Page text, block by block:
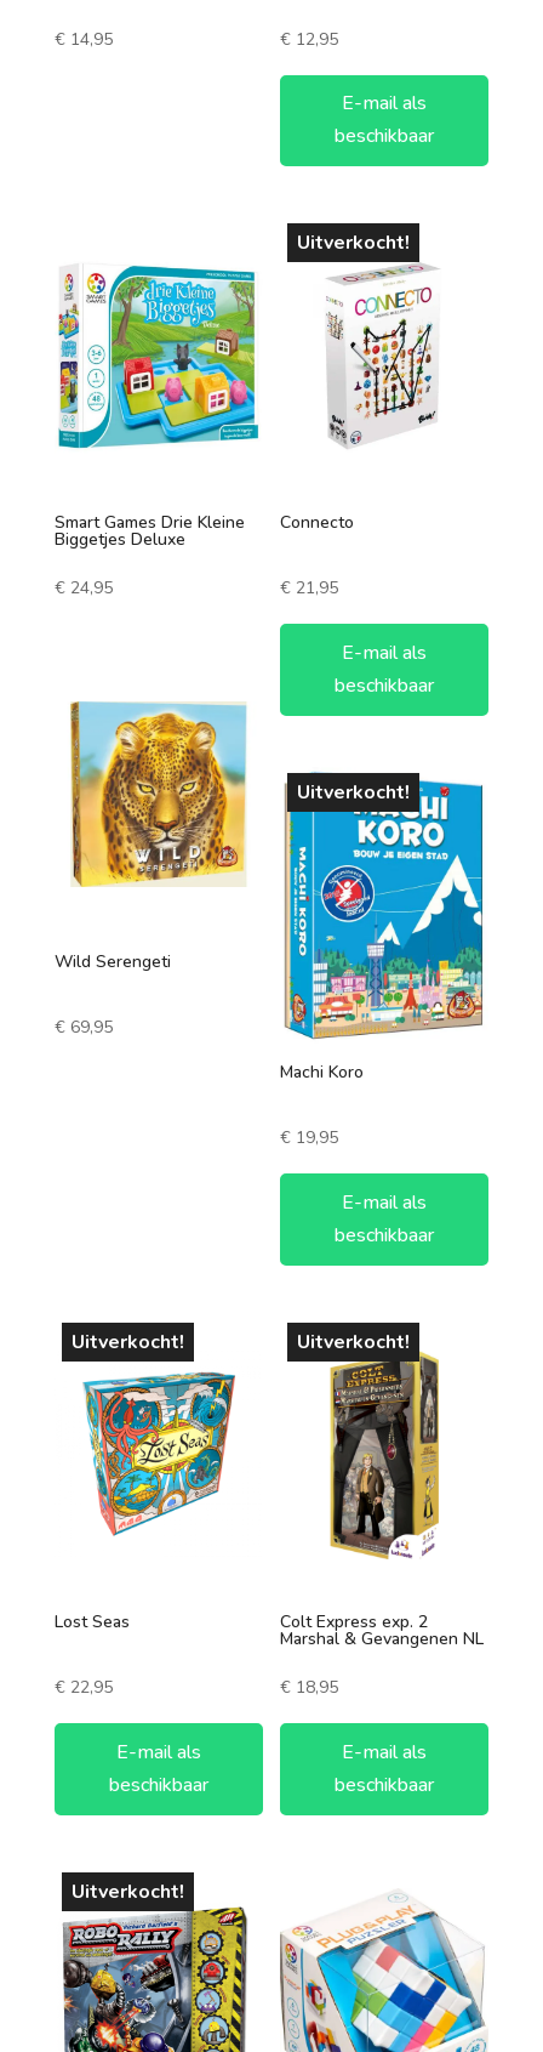
6 spelers
€14,95 € 12,95
E-mail als
beschikbaar
Smart Games Drie Kleine
Biggetjes Deluxe
€24,95
Uitverkocht!
Connecto
€ 21,95
E-mail als
beschikbaar
Wild Serengeti
€69,95
Uitverkocht!
Machi Koro
€ 19,95
E-mail als
beschikbaar
Uitverkocht!
Lost Seas
€22,95
E-mail als
beschikbaar
Uitverkocht!
Colt Express exp. 2
Marshal & Gevangenen NL
€ 18,95
E-mail als
beschikbaar
Uitverkocht!